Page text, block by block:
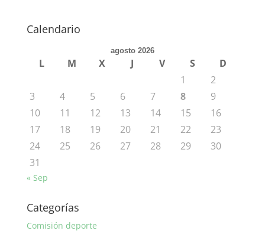
Calendario
agosto 2026
L M X J V S
D
1
2
3
4 5 6 7 8
9
10
11 12 13 14 15
16
17
18 19 20 21 22
23
24
25 26 27 28 29
30
31
« Sep
Categorías
Comisión deporte